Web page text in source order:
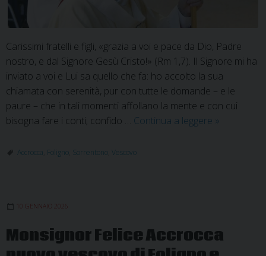
Carissimi fratelli e figli, «grazia a voi e pace da Dio, Padre
nostro, e dal Signore Gesù Cristo!» (Rm 1,7). Il Signore mi ha
inviato a voi e Lui sa quello che fa: ho accolto la sua
chiamata con serenità, pur con tutte le domande – e le
paure – che in tali momenti affollano la mente e con cui
bisogna fare i conti; confido … Continua a leggere Alla
Nocera
»
Accrocca Foligno Sorrentono Vescovo
10 GENNAIO 2026
Monsignor Felice Accrocca